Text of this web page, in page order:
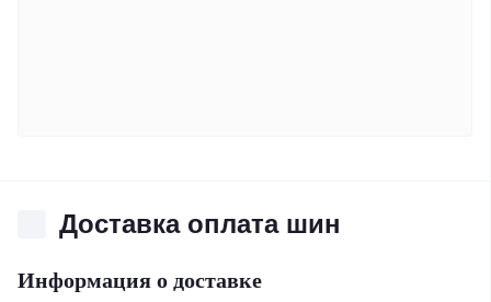
Доставка оплата шин
Информация о доставке